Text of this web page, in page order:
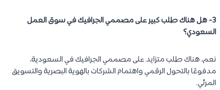
3- هل هناك طلب كبير على مصممي الجرافيك في سوق العمل
السعودي؟
نعم، هناك طلب متزايد على مصممي الجرافيك في السعودية،
مدفوعًا بالتحول الرقمي واهتمام الشركات بالهوية البصرية والتسويق
المرئي.